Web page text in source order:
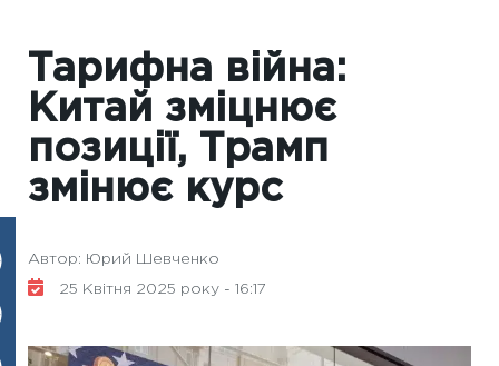
Тарифна війна:
Китай зміцнює
позиції, Трамп
змінює курс
Автор: Юрий Шевченко
25 Квітня 2025 року - 16:17